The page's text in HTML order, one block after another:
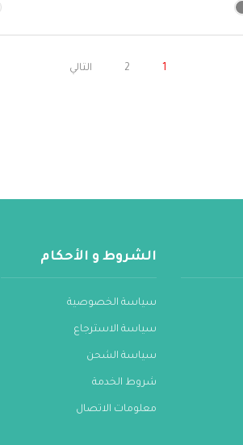
1
2 التالي
الشروط و الأحكام
سياسة الخصوصية
سياسة الاسترجاع
سياسة الشحن
شروط الخدمة
معلومات الاتصال